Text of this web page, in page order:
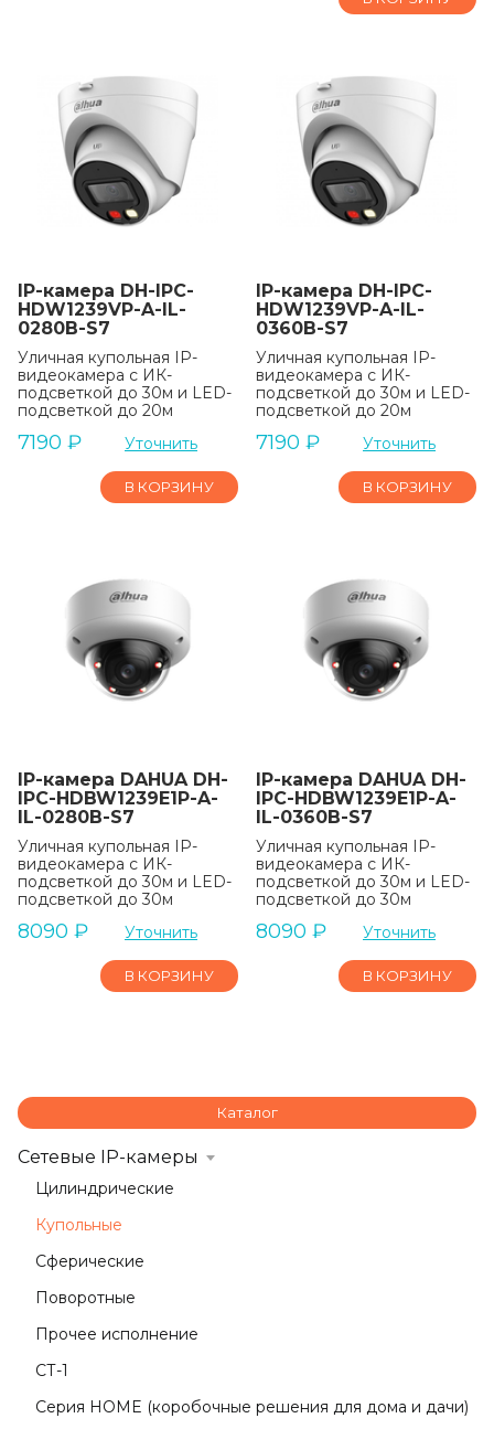
IP-камера DH-IPC-
HDW1239VP-A-IL-
0280B-S7
Уличная купольная IP-
видеокамера с ИК-
подсветкой до 30м и LED-
подсветкой до 20м
7190 ₽ Уточнить
В КОРЗИНУ
IP-камера DH-IPC-
HDW1239VP-A-IL-
0360B-S7
Уличная купольная IP-
видеокамера с ИК-
подсветкой до 30м и LED-
подсветкой до 20м
7190 ₽ Уточнить
В КОРЗИНУ
IP-камера DAHUA DH-
IPC-HDBW1239E1P-A-
IL-0280B-S7
Уличная купольная IP-
видеокамера с ИК-
подсветкой до 30м и LED-
подсветкой до 30м
8090 ₽ Уточнить
В КОРЗИНУ
IP-камера DAHUA DH-
IPC-HDBW1239E1P-A-
IL-0360B-S7
Уличная купольная IP-
видеокамера с ИК-
подсветкой до 30м и LED-
подсветкой до 30м
8090 ₽ Уточнить
В КОРЗИНУ
Каталог
Сетевые IP-камеры
Цилиндрические
Купольные
Сферические
Поворотные
Прочее исполнение
СТ-1
Серия HOME (коробочные решения для дома и дачи)